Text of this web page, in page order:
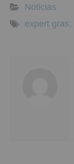
Noticias
expert gras,